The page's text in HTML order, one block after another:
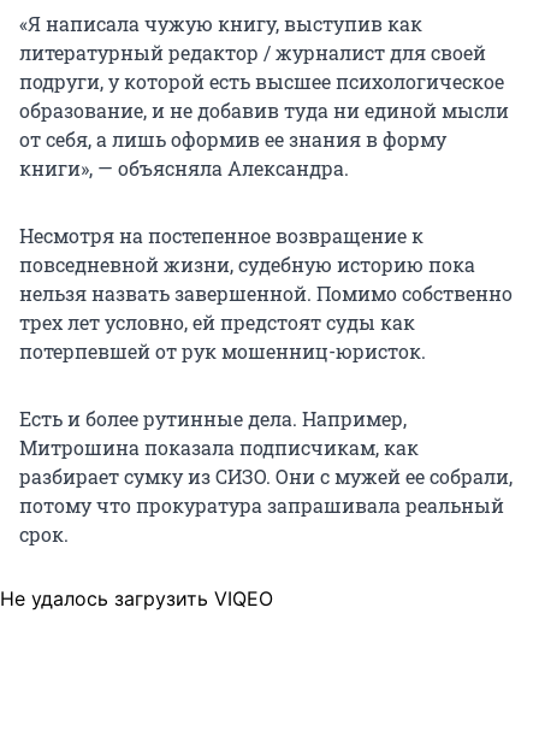
«Я написала чужую книгу, выступив как
литературный редактор / журналист для своей
подруги, у которой есть высшее психологическое
образование, и не добавив туда ни единой мысли
от себя, а лишь оформив ее знания в форму
книги», — объясняла Александра.
Несмотря на постепенное возвращение к
повседневной жизни, судебную историю пока
нельзя назвать завершенной. Помимо собственно
трех лет условно, ей предстоят суды как
потерпевшей от рук мошенниц-юристок.
Есть и более рутинные дела. Например,
Митрошина показала подписчикам, как
разбирает сумку из СИЗО. Они с мужей ее собрали,
потому что прокуратура запрашивала реальный
срок.
Не удалось загрузить VIQEO